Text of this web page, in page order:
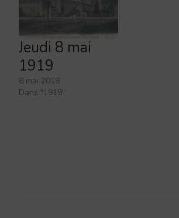
Jeudi 8 mai
1919
8 mai 2019
Dans "1919"